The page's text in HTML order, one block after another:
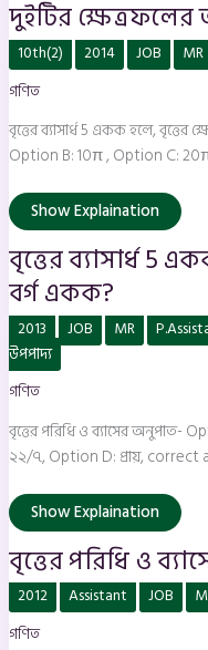
দুইটির
10th(2) 2014 JOB MR
গণিত
বৃত্তের ব্যাসার্ধ 5 একক হলে,
Option B: 10π , Option C:
বৃত্তের
ব্যাসার্ধ
5
একক
বৃত্তের
ক্ষেত্রফল
কত
Show Explaination
বৃত্তের ব্যাসার্ধ 5
বর্গ একক?
2013 JOB MR
উপপাদ্য
গণিত
বৃত্তের পরিধি ও ব্যাসের
২২/৭, Option D: প্রায়, correct
বৃত্তের
পরিধি
ও
ব্যাসের
অনুপাত-
Show Explaination
বৃত্তের পরিধি ও
2012 Assistant JOB
গণিত
১৩
সে.মি.
ব্যাসার্ধবিশিষ্ট
কোনো